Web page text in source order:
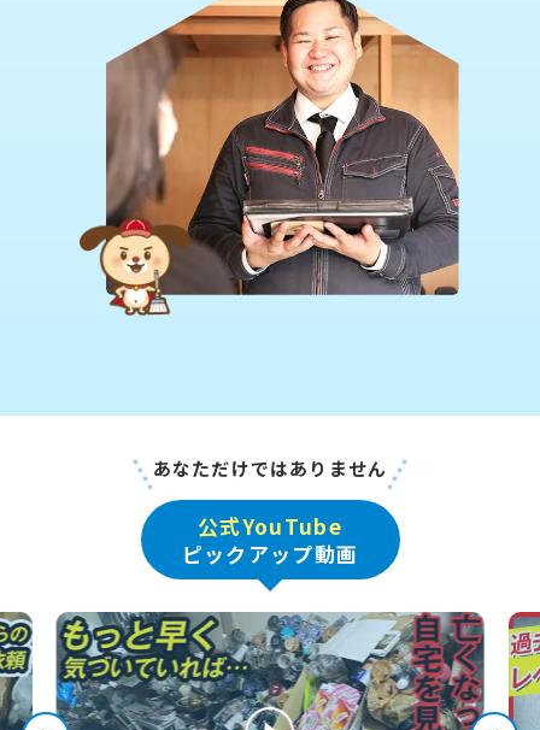
あなただけではありません
公式YouTube
ピックアップ動画